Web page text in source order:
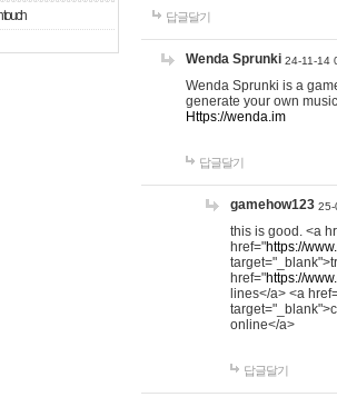
touch
답글달기
Wenda Sprunki 24-11-14
Wenda Sprunki is a
generate your own
Https://wenda.im
답글달기
gamehow123 25-
this is good. <a
href="https://
href="https://
lines</a> <a
online</a>
답글달기